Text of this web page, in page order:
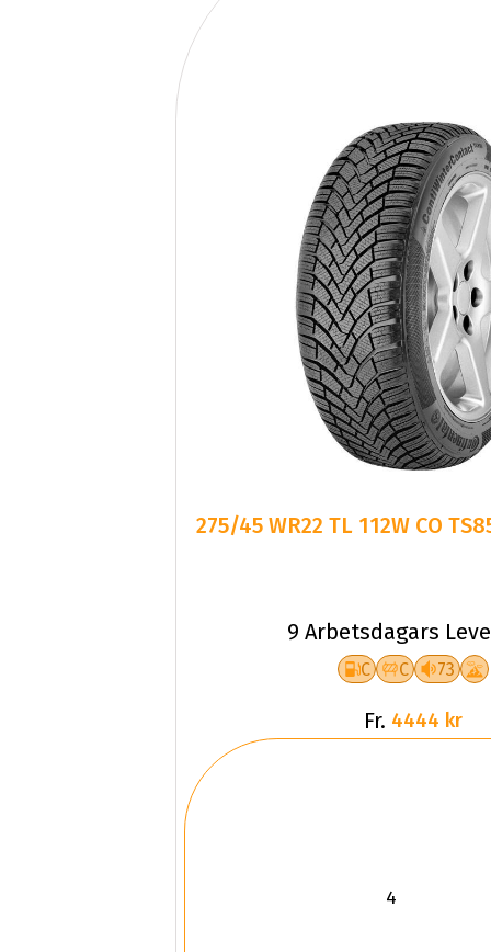
275/45 WR22 TL 112W CO
9 Arbetsdagars
C C 73
Fr. 4444 kr